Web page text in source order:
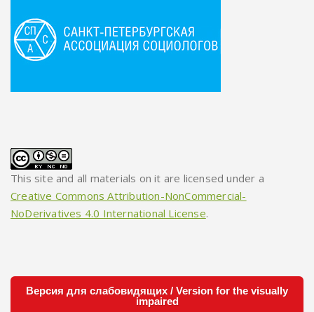
This site and all materials on it are licensed under a
Creative Commons Attribution-NonCommercial-
NoDerivatives 4.0 International License.
Версия для слабовидящих / Version for the visually
impaired